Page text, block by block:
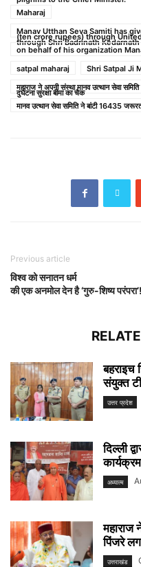
Maharaj
Manav Utthan Seva Samiti has
(ten crore rupees) through
through Shri Badrinath
on behalf of his organization
satpal maharaj
Shri Satpal Ji
महाराज ने अपनी संस्था मानव उत्थान सेवा
दुर्घटना सुरक्षा बीमा का चैक
मानव उत्थान सेवा समिति ने बांटी 16435
Previous article
विश्व को सनातन धर्म
की एक अनमोल देन है ‘गुरु-शिष्य परंपरा’!
बहराइच
संयुक्त
उत्तर प्रदेश
दिल्ली
अध्यात्म
महाराज
पिंजरे
उत्तराखंड